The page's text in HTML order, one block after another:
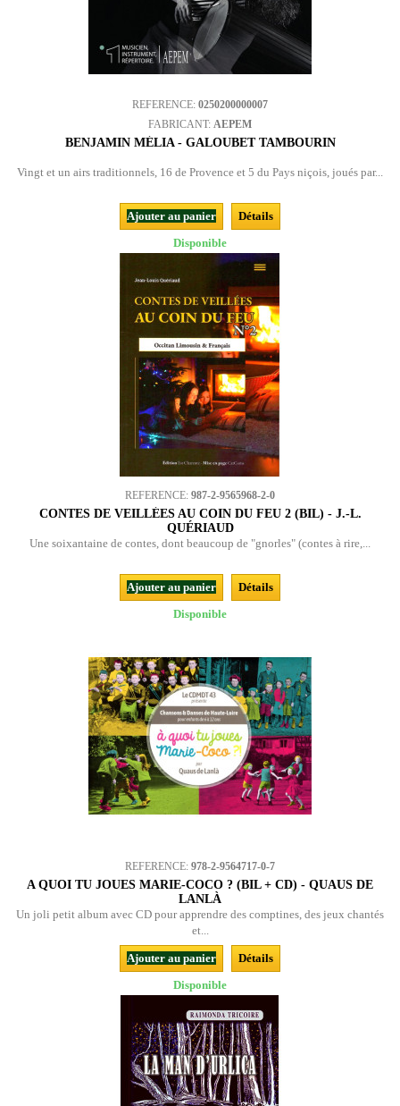
REFERENCE: 0250200000007
FABRICANT: AEPEM
BENJAMIN MÉLIA - GALOUBET TAMBOURIN
Vingt et un airs traditionnels, 16 de Provence et 5 du Pays niçois, joués par...
Ajouter au panier
Détails
Disponible
REFERENCE: 987-2-9565968-2-0
CONTES DE VEILLÉES AU COIN DU FEU 2 (BIL) - J.-L.
QUÉRIAUD
Une soixantaine de contes, dont beaucoup de "gnorles" (contes à rire,...
Ajouter au panier
Détails
Disponible
REFERENCE: 978-2-9564717-0-7
A QUOI TU JOUES MARIE-COCO ? (BIL + CD) - QUAUS DE
LANLÀ
Un joli petit album avec CD pour apprendre des comptines, des jeux chantés
et...
Ajouter au panier
Détails
Disponible